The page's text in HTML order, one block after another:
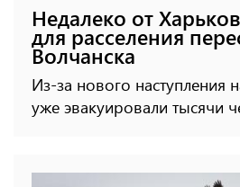
Недалеко от
для расселения
Волчанска
Из-за нового наступления
уже эвакуировали тысячи